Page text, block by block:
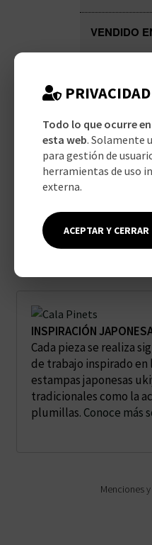
VENDIDO
Añadir enmarcado
INSPIRACIÓN
Cada pieza se realiza
de trabajo inspirado en
estampas japonesas
tradicionales como la
plumillas. Conoce más
Menciones
Todo lo que ocurre
esta web. Solamente
para gestión de
herramientas de uso
externa.
ACEPTAR Y CERRAR